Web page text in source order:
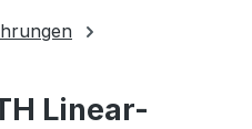
Linear-